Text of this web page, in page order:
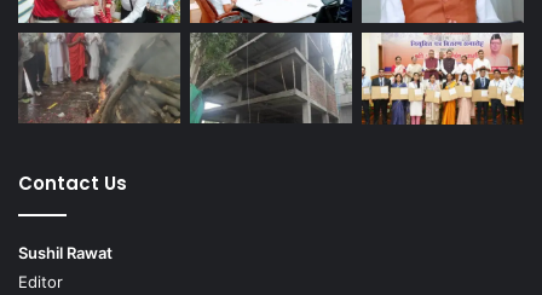
Contact Us
Sushil Rawat
Editor